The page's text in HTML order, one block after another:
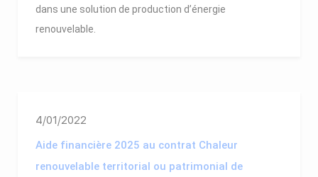
dans une solution de production d’énergie
renouvelable.
4/01/2022
Aide financière 2025 au contrat Chaleur
renouvelable territorial ou patrimonial de